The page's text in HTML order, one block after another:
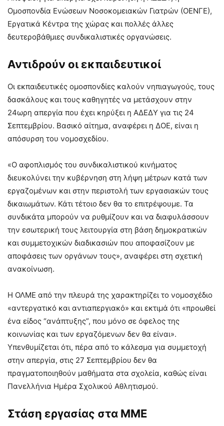
Ομοσπονδία Ενώσεων Νοσοκομειακών Γιατρών (ΟΕΝΓΕ),
Εργατικά Κέντρα της χώρας και πολλές άλλες
δευτεροβάθμιες συνδικαλιστικές οργανώσεις.
Αντιδρούν οι εκπαιδευτικοί
Οι εκπαιδευτικές ομοσπονδίες καλούν νηπιαγωγούς, τους
δασκάλους και τους καθηγητές να μετάσχουν στην
24ωρη απεργία που έχει κηρύξει η ΑΔΕΔΥ για τις 24
Σεπτεμβρίου. Βασικό αίτημα, αναφέρει η ΔΟΕ, είναι η
απόσυρση του νομοσχεδίου.
«Ο αφοπλισμός του συνδικαλιστικού κινήματος
διευκολύνει την κυβέρνηση στη λήψη μέτρων κατά των
εργαζομένων και στην περιστολή των εργασιακών τους
δικαιωμάτων. Κάτι τέτοιο δεν θα το επιτρέψουμε. Τα
συνδικάτα μπορούν να ρυθμίζουν και να διαφυλάσσουν
την εσωτερική τους λειτουργία στη βάση δημοκρατικών
και συμμετοχικών διαδικασιών που αποφασίζουν με
αποφάσεις των οργάνων τους», αναφέρει στη σχετική
ανακοίνωση.
Η ΟΛΜΕ από την πλευρά της χαρακτηρίζει το νομοσχέδιο
«αντεργατικό και αντιαπεργιακό» και εκτιμά ότι «προωθεί
ένα είδος “ανάπτυξης”, που μόνο σε όφελος της
κοινωνίας και των εργαζόμενων δεν θα είναι».
Υπενθυμίζεται ότι, πέρα από το κάλεσμα για συμμετοχή
στην απεργία, στις 27 Σεπτεμβρίου δεν θα
πραγματοποιηθούν μαθήματα στα σχολεία, καθώς είναι
Πανελλήνια Ημέρα Σχολικού Αθλητισμού.
Στάση εργασίας στα ΜΜΕ